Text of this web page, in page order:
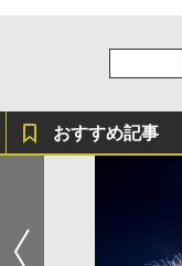
おすすめ記事